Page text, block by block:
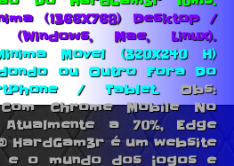
(1366X768) Desktop /
Mac, Linux).
Movel (320X240 H)
ou Outro Fora Do
/ Tablet.Obs:
Chrome Mobile No
a 70%, Edge
HardGam3r é um website
e o mundo dos jogos e